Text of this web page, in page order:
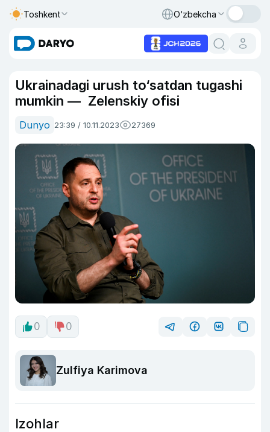
Toshkent O‘zbekcha
Ukrainadagi urush to‘satdan tugashi
mumkin — Zelenskiy ofisi
Dunyo 23:39 / 10.11.2023 27369
0 0
Zulfiya Karimova
Izohlar